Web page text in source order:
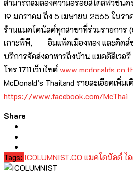
สามารถลิ้มลองความอร่อยสไตล์ฟิวชั่น
19 มกราคม ถึง 5 เมษายน 2565 ในรา
ร้านแมคโดนัลด์ทุกสาขาที่ร่วมรายการ
เกาะพีพี, อิมแพ็คเมืองทอง และคิดส์ซ
บริการจัดส่งอาหารถึงบ้าน แมคดิลิเวอ
โทร.1711 เว็บไซต์www.mcdonalds.co.th
McDonald’s Thailand รายละเอียดเพิ่ม
https://www.facebook.com/McThai
Share
Tags: ICOLUMNIST.CO แมคโดนัลด์ ไ